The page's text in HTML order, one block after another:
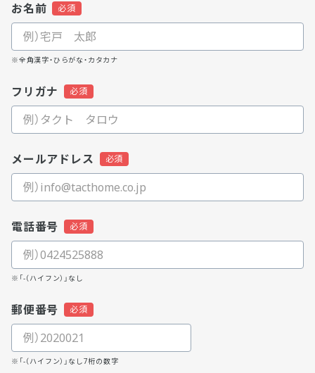
お名前
※全角漢字・ひらがな・カタカナ
フリガナ
メールアドレス
電話番号
※「-（ハイフン）」なし
郵便番号
※「-（ハイフン）」なし7桁の数字